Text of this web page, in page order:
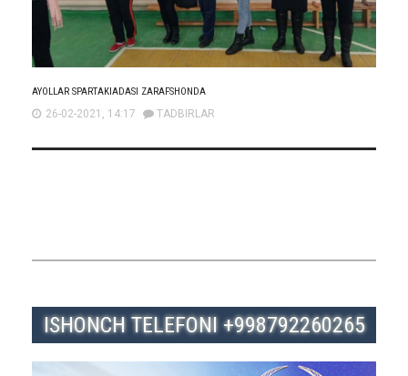
AYOLLAR SPARTAKIADASI ZARAFSHONDA
26-02-2021, 14:17 TADBIRLAR
ISHONCH TELEFONI +998792260265